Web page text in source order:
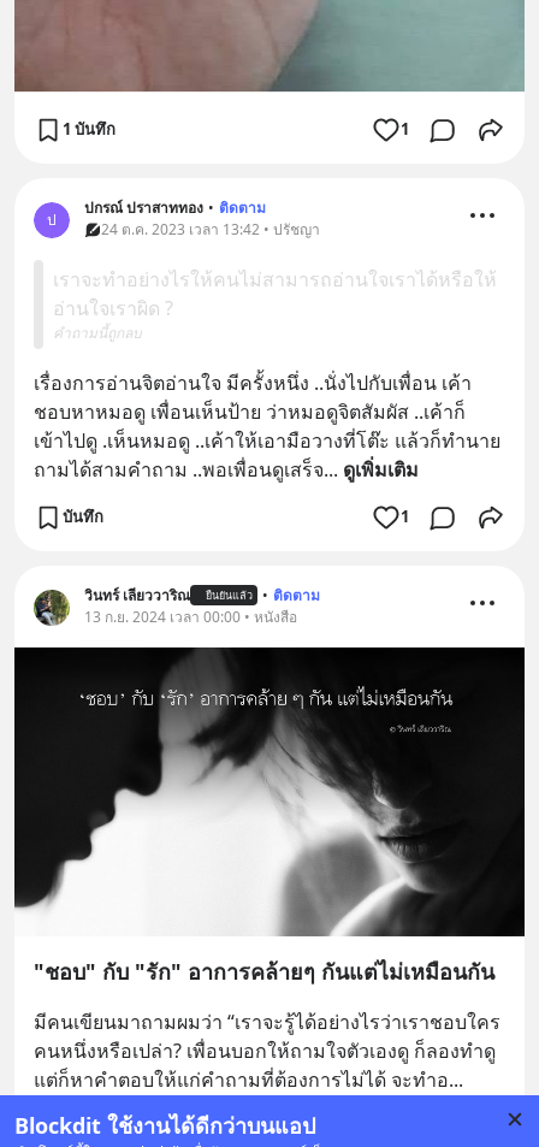
Blockdit ใช้งานได้ดีกว่าบนแอป
1 บันทึก 1
ป
ปกรณ์ ปราสาททอง • ติดตาม
24 ต.ค. 2023 เวลา 13:42 • ปรัชญา
เราจะทำอย่างไรให้คนไม่สามารถอ่านใจเราได้หรือให้
อ่านใจเราผิด ?
คำถามนี้ถูกลบ
เรื่องการอ่านจิตอ่านใจ มีครั้งหนึ่ง ..นั่งไปกับเพื่อน เค้า
ชอบหาหมอดู เพื่อนเห็นป้าย ว่าหมอดูจิตสัมผัส ..เค้าก็
เข้าไปดู .เห็นหมอดู ..เค้าให้เอามือวางที่โต๊ะ แล้วก็ทำนาย
ถามได้สามคำถาม ..พอเพื่อนดูเสร็จ... ดูเพิ่มเติม
บันทึก 1
วินทร์ เลียววาริณ ยืนยันแล้ว • ติดตาม
13 ก.ย. 2024 เวลา 00:00 • หนังสือ
"ชอบ" กับ "รัก" อาการคล้ายๆ กันแต่ไม่เหมือนกัน
มีคนเขียนมาถามผมว่า “เราจะรู้ได้อย่างไรว่าเราชอบใคร
คนหนึ่งหรือเปล่า? เพื่อนบอกให้ถามใจตัวเองดู ก็ลองทำดู
แต่ก็หาคำตอบให้แก่คำถามที่ต้องการไม่ได้ จะทำอ...
ดูเพิ่มเติม
4